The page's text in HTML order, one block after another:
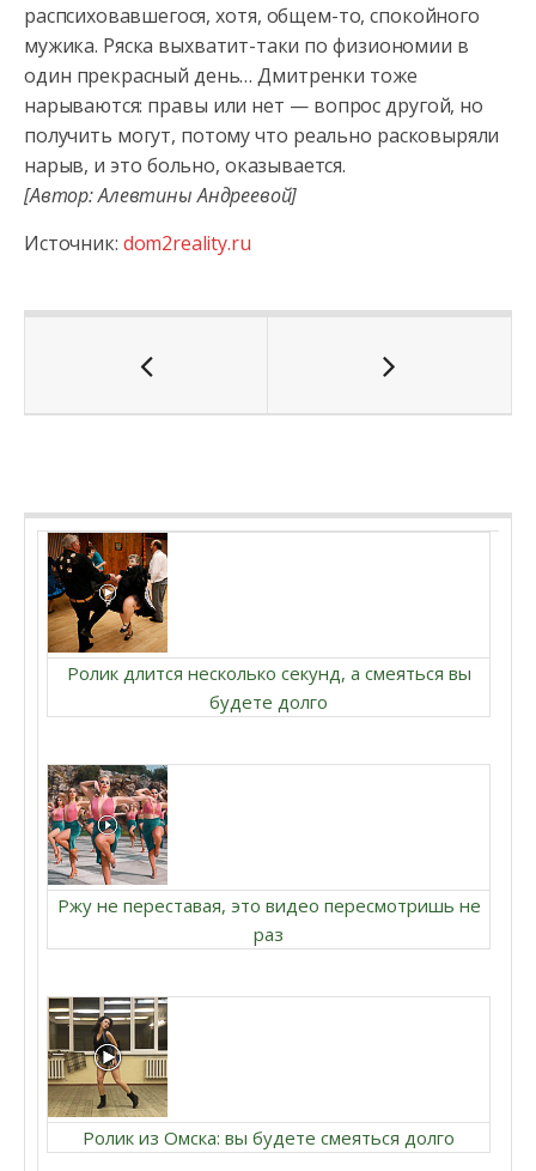
распсиховавшегося, хотя, общем-то, спокойного
мужика. Ряска выхватит-таки по физиономии в
один прекрасный день… Дмитренки тоже
нарываются: правы или нет — вопрос другой, но
получить могут, потому что реально расковыряли
нарыв, и это больно, оказывается.
[Автор: Алевтины Андреевой]
Источник: dom2reality.ru
Ролик длится несколько секунд, а смеяться вы
будете долго
Ржу не переставая, это видео пересмотришь не
раз
Ролик из Омска: вы будете смеяться долго